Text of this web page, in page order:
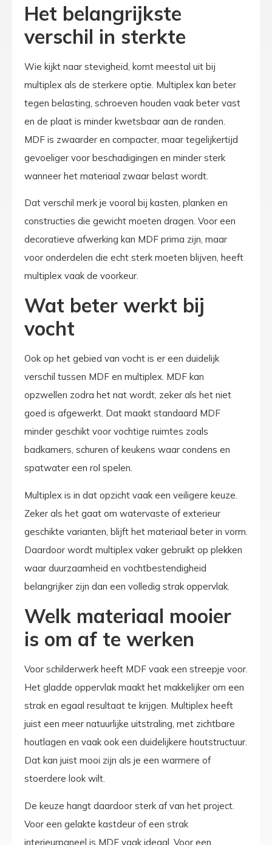
Het belangrijkste
verschil in sterkte
Wie kijkt naar stevigheid, komt meestal uit bij
multiplex als de sterkere optie. Multiplex kan beter
tegen belasting, schroeven houden vaak beter vast
en de plaat is minder kwetsbaar aan de randen.
MDF is zwaarder en compacter, maar tegelijkertijd
gevoeliger voor beschadigingen en minder sterk
wanneer het materiaal zwaar belast wordt.
Dat verschil merk je vooral bij kasten, planken en
constructies die gewicht moeten dragen. Voor een
decoratieve afwerking kan MDF prima zijn, maar
voor onderdelen die echt sterk moeten blijven, heeft
multiplex vaak de voorkeur.
Wat beter werkt bij
vocht
Ook op het gebied van vocht is er een duidelijk
verschil tussen MDF en multiplex. MDF kan
opzwellen zodra het nat wordt, zeker als het niet
goed is afgewerkt. Dat maakt standaard MDF
minder geschikt voor vochtige ruimtes zoals
badkamers, schuren of keukens waar condens en
spatwater een rol spelen.
Multiplex is in dat opzicht vaak een veiligere keuze.
Zeker als het gaat om watervaste of exterieur
geschikte varianten, blijft het materiaal beter in vorm.
Daardoor wordt multiplex vaker gebruikt op plekken
waar duurzaamheid en vochtbestendigheid
belangrijker zijn dan een volledig strak oppervlak.
Welk materiaal mooier
is om af te werken
Voor schilderwerk heeft MDF vaak een streepje voor.
Het gladde oppervlak maakt het makkelijker om een
strak en egaal resultaat te krijgen. Multiplex heeft
juist een meer natuurlijke uitstraling, met zichtbare
houtlagen en vaak ook een duidelijkere houtstructuur.
Dat kan juist mooi zijn als je een warmere of
stoerdere look wilt.
De keuze hangt daardoor sterk af van het project.
Voor een gelakte kastdeur of een strak
interieurpaneel is MDF vaak ideaal. Voor een